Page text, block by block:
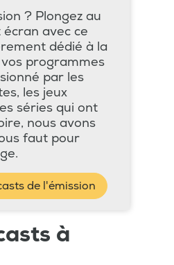
? Plongez au
avec ce
dédié à la
programmes
par les
les jeux
séries qui ont
nous avons
faut pour
de l'émission
à